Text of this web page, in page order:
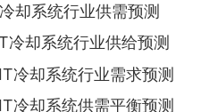
却系统行业供需预测
却系统行业供给预测
冷却系统行业需求预测
冷却系统供需平衡预测